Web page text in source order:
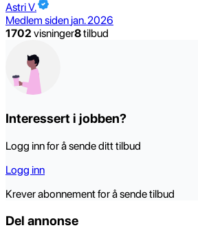
Astri V.
Medlem sidenjan. 2026
1702 visninger8tilbud
Interessert i jobben?
Logg inn for å sende ditt tilbud
Logg inn
Krever abonnement for å sende tilbud
Del annonse